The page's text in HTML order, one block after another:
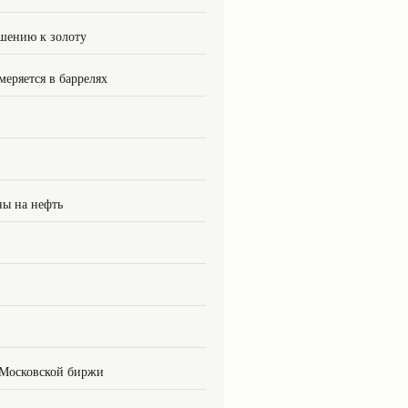
к золоту
в баррелях
на нефть
биржи